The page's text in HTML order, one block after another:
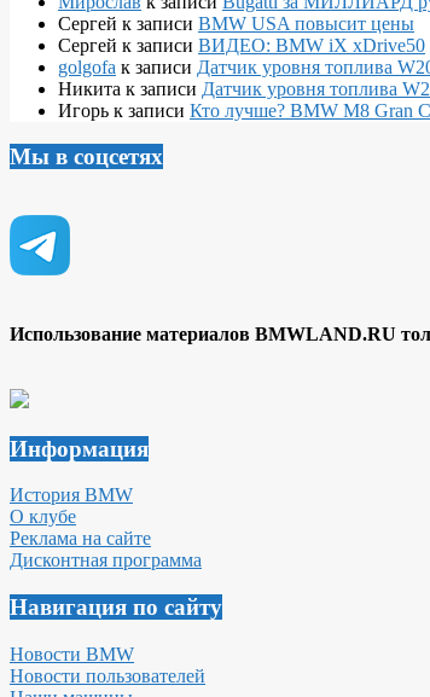
Сергей к записи BMW USA повысит цены
Сергей к записи ВИДЕО: BMW iX xDrive50
golgofa к записи Датчик уровня топлива
Никита к записи Датчик уровня топлива
Игорь к записи Кто лучше? BMW M8 Gran
Мы в соцсетях
Использование материалов BMWLAND.RU
Информация
История BMW
О клубе
Реклама на сайте
Дисконтная программа
Навигация по сайту
Новости BMW
Новости пользователей